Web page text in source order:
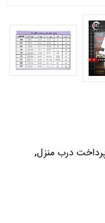
درب منزل,